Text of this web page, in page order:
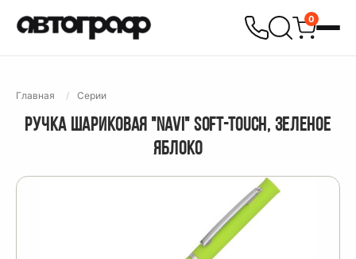
0
Главная Серии
РУЧКА ШАРИКОВАЯ "NAVI" SOFT-TOUCH, ЗЕЛЕНОЕ
ЯБЛОКО